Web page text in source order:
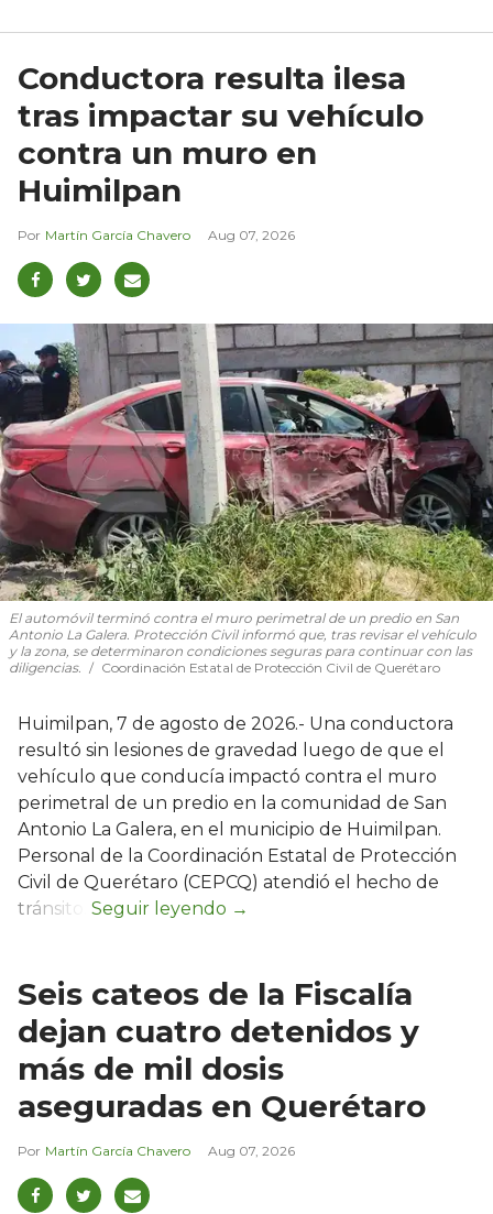
Conductora resulta ilesa
tras impactar su vehículo
contra un muro en
Huimilpan
Martín García Chavero Aug 07, 2026
El automóvil terminó contra el muro perimetral de un predio en San
Antonio La Galera. Protección Civil informó que, tras revisar el vehículo
y la zona, se determinaron condiciones seguras para continuar con las
diligencias.
Coordinación Estatal de Protección Civil de Querétaro
Huimilpan, 7 de agosto de 2026.- Una conductora
resultó sin lesiones de gravedad luego de que el
vehículo que conducía impactó contra el muro
perimetral de un predio en la comunidad de San
Antonio La Galera, en el municipio de Huimilpan.
Personal de la Coordinación Estatal de Protección
Civil de Querétaro (CEPCQ) atendió el hecho de
tránsito.
Seis cateos de la Fiscalía
dejan cuatro detenidos y
más de mil dosis
aseguradas en Querétaro
Martín García Chavero Aug 07, 2026